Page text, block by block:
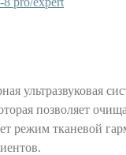
ультразвуковая
позволяет
режим тканевой